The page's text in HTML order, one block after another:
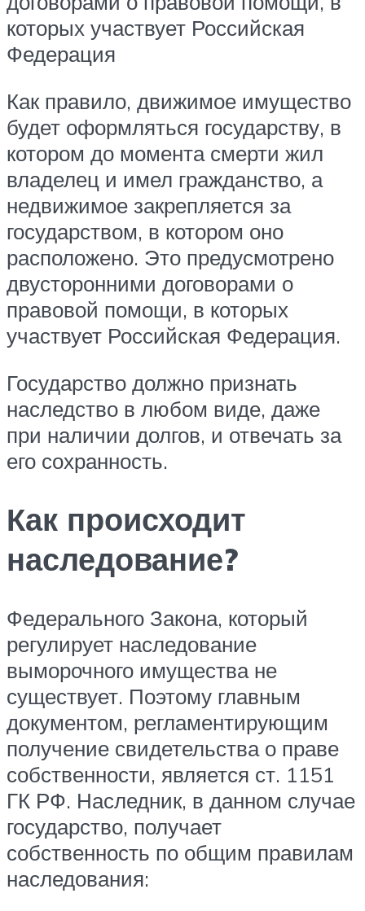
которых участвует Российская
Федерация
Как правило, движимое имущество
будет оформляться государству, в
котором до момента смерти жил
владелец и имел гражданство, а
недвижимое закрепляется за
государством, в котором оно
расположено. Это предусмотрено
двусторонними договорами о
правовой помощи, в которых
участвует Российская Федерация.
Государство должно признать
наследство в любом виде, даже
при наличии долгов, и отвечать за
его сохранность.
Как происходит
наследование?
Федерального Закона, который
регулирует наследование
выморочного имущества не
существует. Поэтому главным
документом, регламентирующим
получение свидетельства о праве
собственности, является ст. 1151
ГК РФ. Наследник, в данном случае
государство, получает
собственность по общим правилам
наследования: